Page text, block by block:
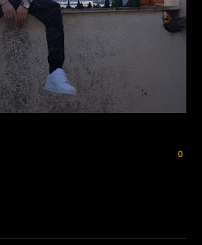
0